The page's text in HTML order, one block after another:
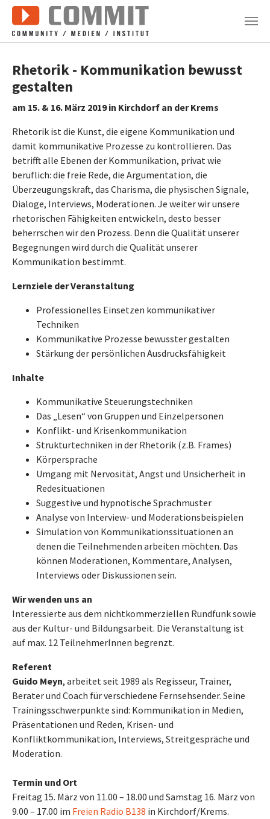
Zum Hauptinhalt springen
Rhetorik - Kommunikation bewusst
gestalten
am 15. & 16. März 2019 in Kirchdorf an der Krems
Rhetorik ist die Kunst, die eigene Kommunikation und
damit kommunikative Prozesse zu kontrollieren. Das
betrifft alle Ebenen der Kommunikation, privat wie
beruflich: die freie Rede, die Argumentation, die
Überzeugungskraft, das Charisma, die physischen Signale,
Dialoge, Interviews, Moderationen. Je weiter wir unsere
rhetorischen Fähigkeiten entwickeln, desto besser
beherrschen wir den Prozess. Denn die Qualität unserer
Begegnungen wird durch die Qualität unserer
Kommunikation bestimmt.
Lernziele der Veranstaltung
Professionelles Einsetzen kommunikativer
Techniken
Kommunikative Prozesse bewusster gestalten
Stärkung der persönlichen Ausdrucksfähigkeit
Inhalte
Kommunikative Steuerungstechniken
Das „Lesen“ von Gruppen und Einzelpersonen
Konflikt- und Krisenkommunikation
Strukturtechniken in der Rhetorik (z.B. Frames)
Körpersprache
Umgang mit Nervosität, Angst und Unsicherheit in
Redesituationen
Suggestive und hypnotische Sprachmuster
Analyse von Interview- und Moderationsbeispielen
Simulation von Kommunikationssituationen an
denen die Teilnehmenden arbeiten möchten. Das
können Moderationen, Kommentare, Analysen,
Interviews oder Diskussionen sein.
Wir wenden uns an
Interessierte aus dem nichtkommerziellen Rundfunk sowie
aus der Kultur- und Bildungsarbeit. Die Veranstaltung ist
auf max. 12 TeilnehmerInnen begrenzt.
Referent
Guido Meyn, arbeitet seit 1989 als Regisseur, Trainer,
Berater und Coach für verschiedene Fernsehsender. Seine
Trainingsschwerpunkte sind: Kommunikation in Medien,
Präsentationen und Reden, Krisen- und
Konfliktkommunikation, Interviews, Streitgespräche und
Moderation.
Termin und Ort
Freitag 15. März von 11.00 – 18.00 und Samstag 16. März von
9.00 – 17.00 im Freien Radio B138 in Kirchdorf/Krems.